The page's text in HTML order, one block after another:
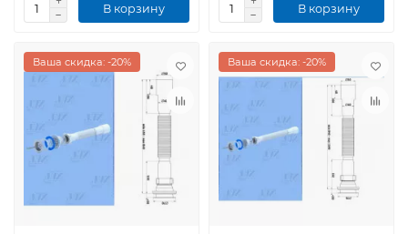
В корзину В корзину
Ваша скидка: -20% Ваша скидка: -20%